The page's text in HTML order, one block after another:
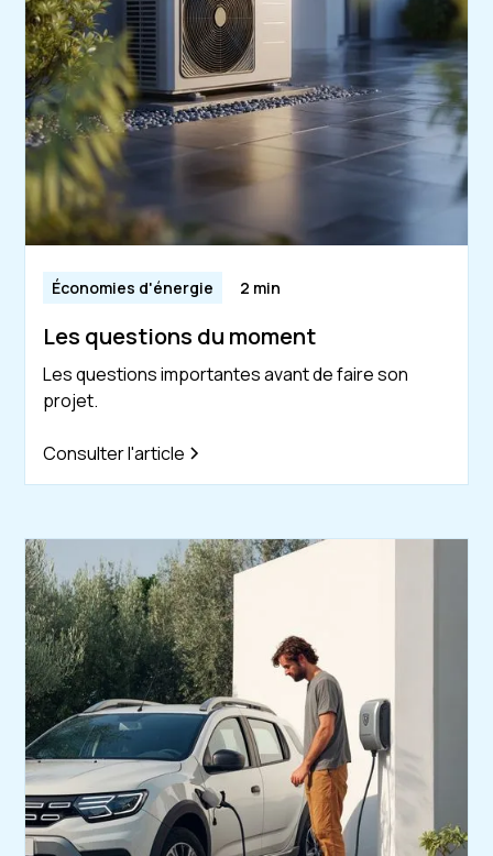
Économies d'énergie 2 min
Les questions du moment
Les questions importantes avant de faire son
projet.
Consulter l'article